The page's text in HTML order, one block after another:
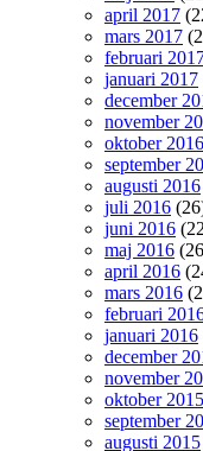
april 2017
mars 2017
februari
januari 2017
december
november
oktober 2016
september
augusti 2016
juli 2016
juni 2016
maj 2016
april 2016
mars 2016
februari
januari 2016
december
november
oktober 2015
september
augusti 2015